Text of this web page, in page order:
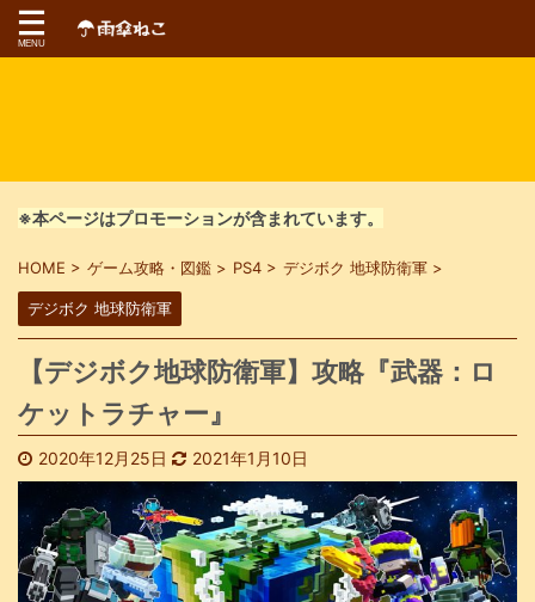
※本ページはプロモーションが含まれています。
HOME > ゲーム攻略・図鑑 > PS4 > デジボク 地球防衛軍 >
デジボク 地球防衛軍
【デジボク地球防衛軍】攻略『武器：ロ
ケットラチャー』
2020年12月25日 2021年1月10日